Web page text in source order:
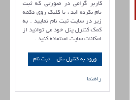
کاربر گرامی در صورتی که ثبت
نام نکرده اید ، با کلیک روی دکمه
زیر در سایت ثبت نام نمایید . به
کمک کنترل پنل خود می توانید از
امکانات سایت استفاده کنید .
ورود به کنترل پنل
راهنما